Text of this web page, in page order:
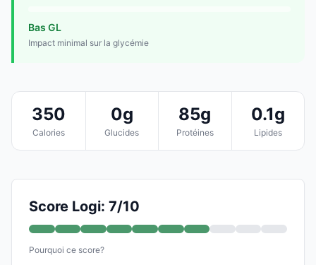
Bas GL
Impact minimal sur la glycémie
350
Calories
0g
Glucides
85g
Protéines
0.1g
Lipides
Score Logi: 7/10
Pourquoi ce score?